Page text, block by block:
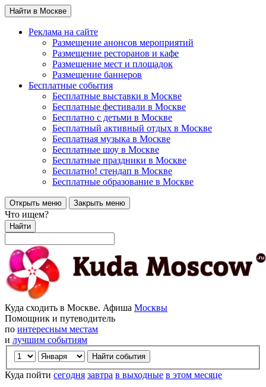
Найти в Москве
Реклама на сайте
Размещение анонсов мероприятий
Размещение ресторанов и кафе
Размещение мест и площадок
Размещение баннеров
Бесплатные события
Бесплатные выставки в Москве
Бесплатные фестивали в Москве
Бесплатно с детьми в Москве
Бесплатный активный отдых в Москве
Бесплатная музыка в Москве
Бесплатные шоу в Москве
Бесплатные праздники в Москве
Бесплатно! стендап в Москве
Бесплатные образование в Москве
Открыть меню Закрыть меню
Что ищем?
Найти
Куда сходить в Москве. Афиша Москвы
Помощник и путеводитель
по интересным местам
и лучшим событиям
Куда пойти сегодня завтра в выходные в этом месяце